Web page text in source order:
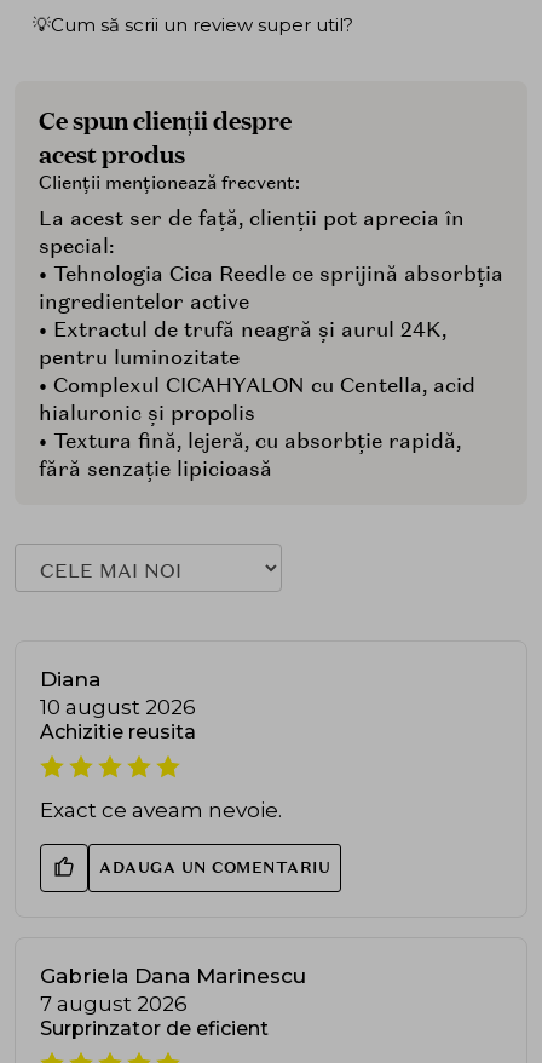
💡Cum să scrii un review super util?
Ce spun clienții despre
acest produs
Clienții menționează frecvent:
La acest ser de față, clienții pot aprecia în
special:
• Tehnologia Cica Reedle ce sprijină absorbția
ingredientelor active
• Extractul de trufă neagră și aurul 24K,
pentru luminozitate
• Complexul CICAHYALON cu Centella, acid
hialuronic și propolis
• Textura fină, lejeră, cu absorbție rapidă,
fără senzație lipicioasă
Diana
10 august 2026
Achizitie reusita
Exact ce aveam nevoie.
ADAUGA UN COMENTARIU
Gabriela Dana Marinescu
7 august 2026
Surprinzator de eficient